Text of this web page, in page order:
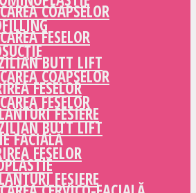
COAPSELOR
FESELOR
BUTT LIFT
FESELOR
FESIERE
FACIALĂ
COAPSELOR
FESELOR
BUTT LIFT
FESELOR
FESIERE